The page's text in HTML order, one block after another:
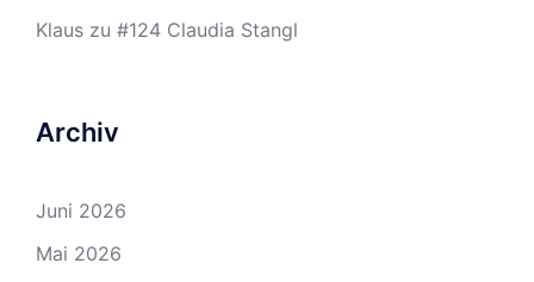
Klaus zu #124 Claudia Stangl
Archiv
Juni 2026
Mai 2026